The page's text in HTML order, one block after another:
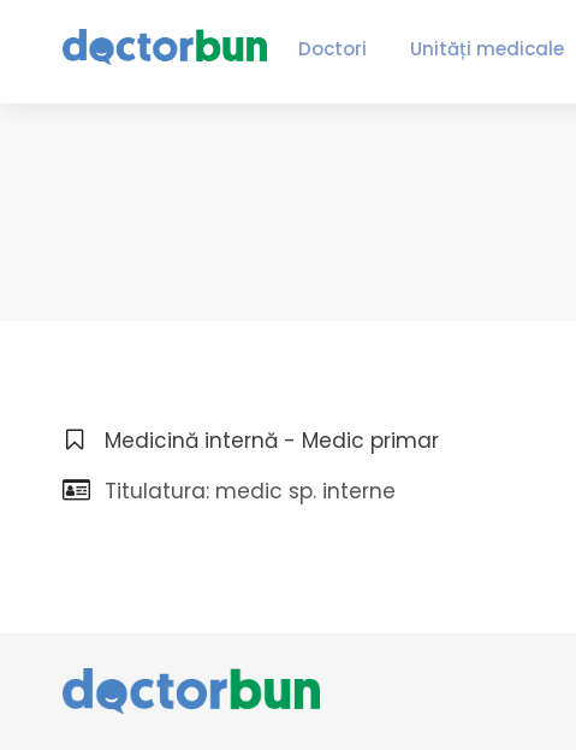
Doctori Unități medicale
Medicină internă - Medic primar
Titulatura: medic sp. interne